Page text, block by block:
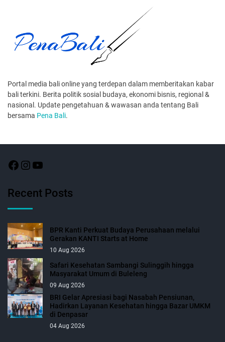
Portal media bali online yang terdepan dalam memberitakan kabar
bali terkini. Berita politik sosial budaya, ekonomi bisnis, regional &
nasional. Update pengetahuan & wawasan anda tentang Bali
bersama Pena Bali.
Recent Posts
BPR Kanti Perkuat Budaya Perusahaan melalui
Gerakan KANTI Starts at Home
10 Aug 2026
Safari Kesehatan Sambangi Sulinggih hingga
Masyarakat Umum di Buleleng
09 Aug 2026
BRI Gelar Apresiasi bagi Nasabah Pensiunan,
Hadirkan Layanan Kesehatan hingga Bazar UMKM
di Denpasar
04 Aug 2026